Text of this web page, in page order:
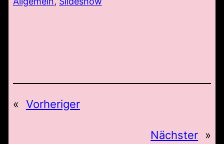
« Vorheriger
Nächster »